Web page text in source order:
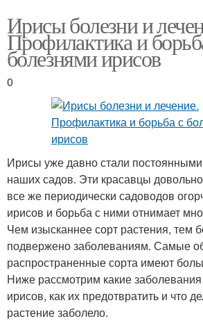
Ирисы болезни и
Профилактика и
болезнями ирисов
0
Ирисы уже давно стали
наших садов. Эти красавцы
все же периодически садоводов
ирисов и борьба с ними отнимает
Чем изысканнее сорт растения, тем
подвержено заболеваниям. Самые
распространенные сорта имеют
Ниже рассмотрим какие
ирисов, как их предотвратить и что
растение заболело.